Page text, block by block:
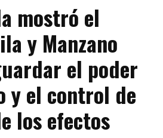
mostró el
y Manzano
el poder
y el control de
los efectos